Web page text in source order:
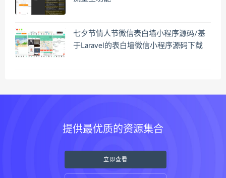
七夕节情人节微信表白墙小程序源码/基
于Laravel的表白墙微信小程序源码下载
提供最优质的资源集合
立即查看